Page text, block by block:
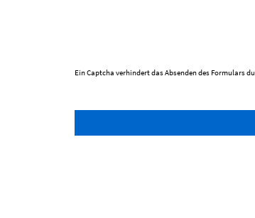
Ein Captcha verhindert das Absenden des Formulars